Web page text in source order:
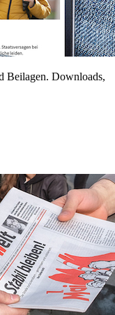
Beilagen. Downloads,